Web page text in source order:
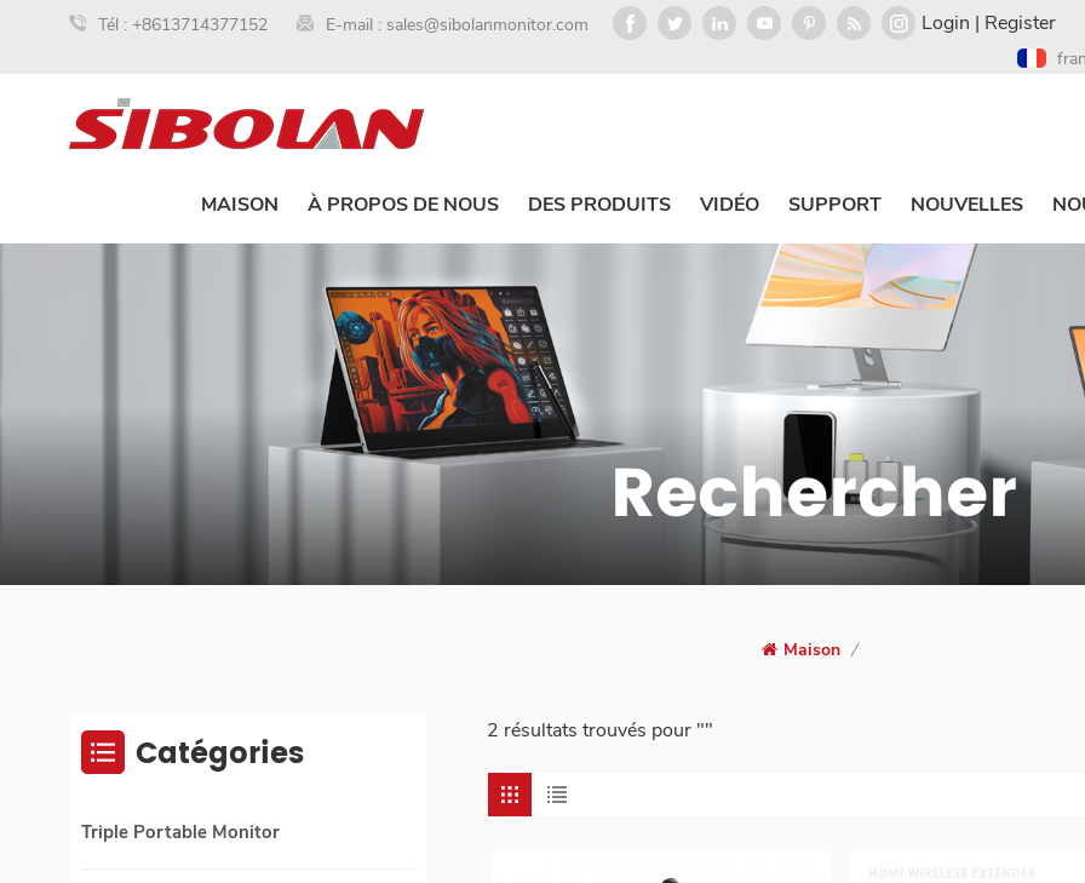
Tél : +8613714377152 E-mail : sales@sibolanmonitor.com Login | Register
MAISON À PROPOS DE NOUS DES PRODUITS VIDÉO SUPPORT NOUVELLES
Rechercher
Maison /
2 résultats trouvés pour ""
Catégories
Triple Portable Monitor